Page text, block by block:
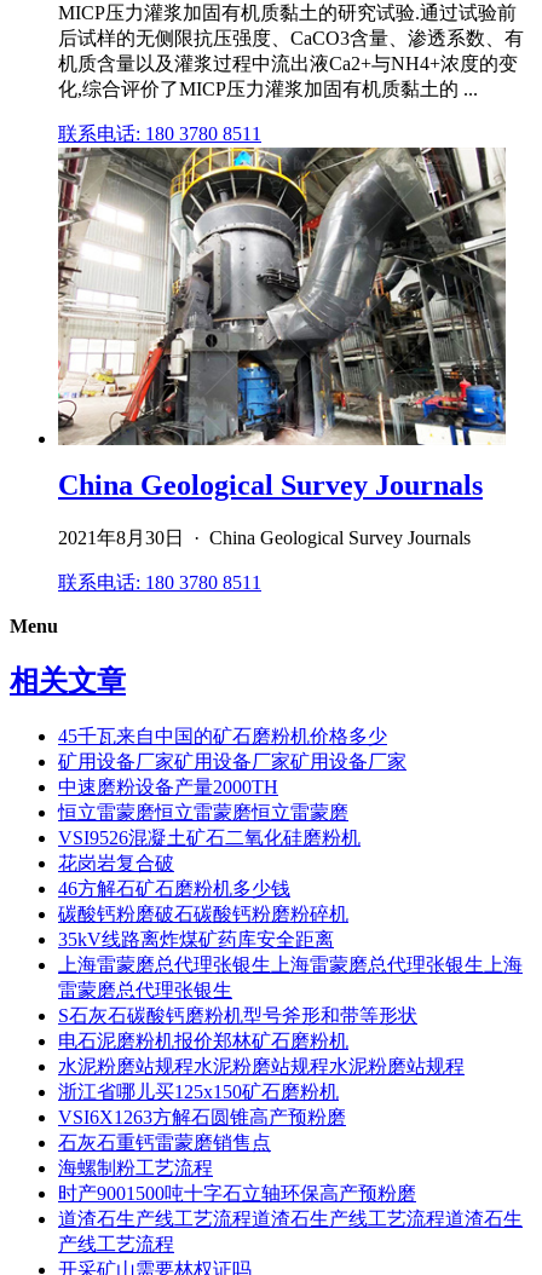
MICP压力灌浆加固有机质黏土的研究试验.通过试验前
后试样的无侧限抗压强度、CaCO3含量、渗透系数、有
机质含量以及灌浆过程中流出液Ca2+与NH4+浓度的变
化,综合评价了MICP压力灌浆加固有机质黏土的 ...
联系电话: 180 3780 8511
China Geological Survey Journals
2021年8月30日 · China Geological Survey Journals
联系电话: 180 3780 8511
Menu
相关文章
45千瓦来自中国的矿石磨粉机价格多少
矿用设备厂家矿用设备厂家矿用设备厂家
中速磨粉设备产量2000TH
恒立雷蒙磨恒立雷蒙磨恒立雷蒙磨
VSI9526混凝土矿石二氧化硅磨粉机
花岗岩复合破
46方解石矿石磨粉机多少钱
碳酸钙粉磨破石碳酸钙粉磨粉碎机
35kV线路离炸煤矿药库安全距离
上海雷蒙磨总代理张银生上海雷蒙磨总代理张银生上海
雷蒙磨总代理张银生
S石灰石碳酸钙磨粉机型号斧形和带等形状
电石泥磨粉机报价郑林矿石磨粉机
水泥粉磨站规程水泥粉磨站规程水泥粉磨站规程
浙江省哪儿买125x150矿石磨粉机
VSI6X1263方解石圆锥高产预粉磨
石灰石重钙雷蒙磨销售点
海螺制粉工艺流程
时产9001500吨十字石立轴环保高产预粉磨
道渣石生产线工艺流程道渣石生产线工艺流程道渣石生
产线工艺流程
开采矿山需要林权证吗